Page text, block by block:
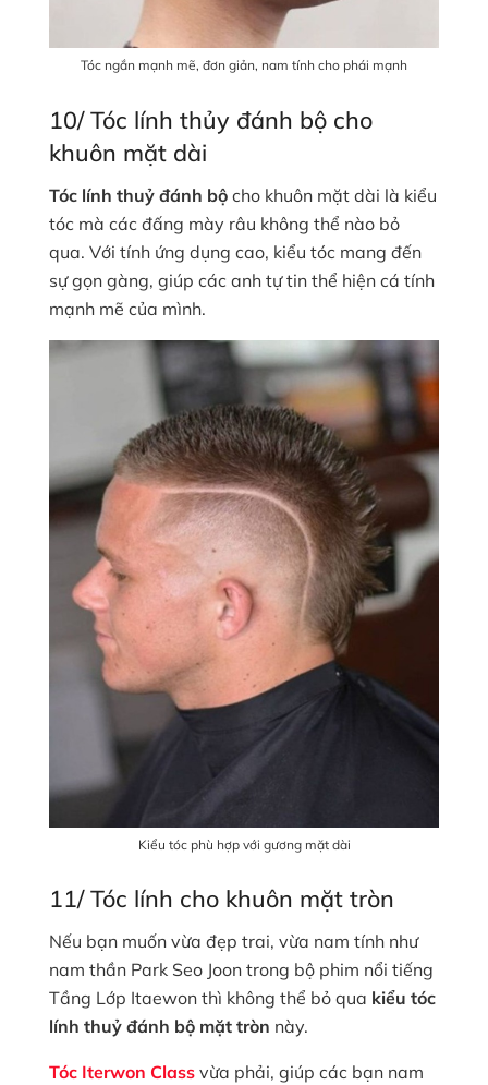
Tóc ngắn mạnh mẽ, đơn giản, nam tính cho phái mạnh
10/ Tóc lính thủy đánh bộ cho
khuôn mặt dài
Tóc lính thuỷ đánh bộ cho khuôn mặt dài là kiểu
tóc mà các đấng mày râu không thể nào bỏ
qua. Với tính ứng dụng cao, kiểu tóc mang đến
sự gọn gàng, giúp các anh tự tin thể hiện cá tính
mạnh mẽ của mình.
Kiểu tóc phù hợp với gương mặt dài
11/ Tóc lính cho khuôn mặt tròn
Nếu bạn muốn vừa đẹp trai, vừa nam tính như
nam thần Park Seo Joon trong bộ phim nổi tiếng
Tầng Lớp Itaewon thì không thể bỏ qua kiểu tóc
lính thuỷ đánh bộ mặt tròn này.
Tóc Iterwon Class vừa phải, giúp các bạn nam